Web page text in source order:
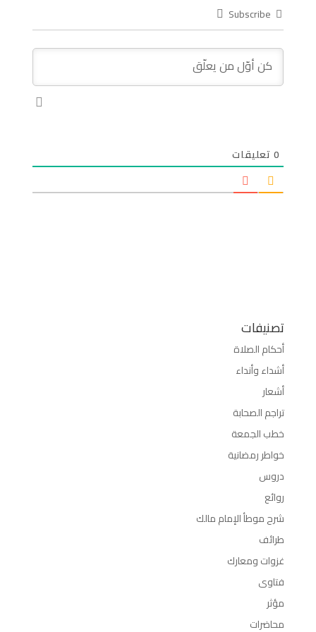
Subscribe
0تعليقات
تصنيفات
أحكام الصلاة
أشداء وأنداء
أشعار
تراجم الصحابة
خطب الجمعة
خواطر رمضانية
دروس
روائع
شرح موطأ الإمام مالك
طرائف
غزوات ومعارك
فتاوى
مؤثر
محاضرات